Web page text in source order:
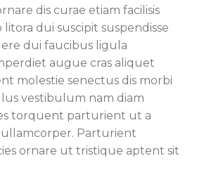
dis curae etiam facilisis
dui suscipit suspendisse
dui faucibus ligula
augue cras aliquet
molestie senectus dis morbi
vestibulum nam diam
torquent parturient ut a
Parturient
ornare ut tristique aptent sit